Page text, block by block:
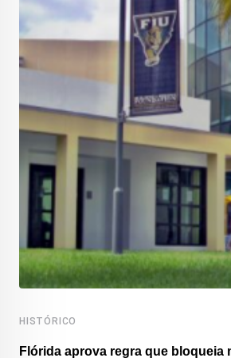
HISTÓRICO
Flórida aprova regra que bloqueia